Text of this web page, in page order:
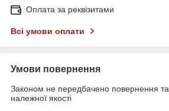
Оплата за реквізитами
Всі умови оплати
Умови повернення
Законом не передбачено повернення
належної якості